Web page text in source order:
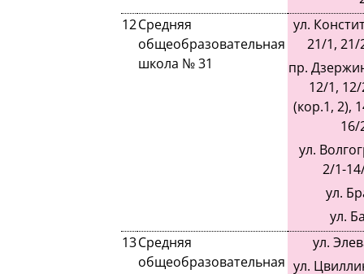
12Средняя
общеобразовательная
школа № 31
ул.
21/1, 21/
пр.
12/1,
(кор.1, 2),
16/
ул.
2/1-
ул.
ул.
13Средняя
общеобразовательная
ул.
ул.